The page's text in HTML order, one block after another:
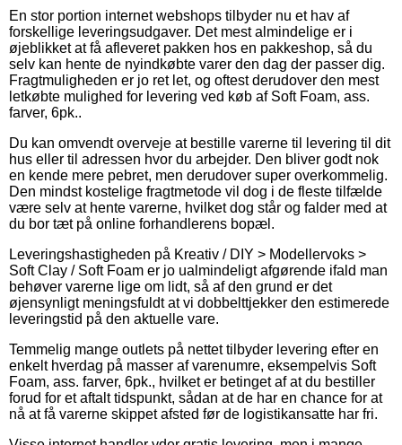
En stor portion internet webshops tilbyder nu et hav af
forskellige leveringsudgaver. Det mest almindelige er i
øjeblikket at få afleveret pakken hos en pakkeshop, så du
selv kan hente de nyindkøbte varer den dag der passer dig.
Fragtmuligheden er jo ret let, og oftest derudover den mest
letkøbte mulighed for levering ved køb af Soft Foam, ass.
farver, 6pk..
Du kan omvendt overveje at bestille varerne til levering til dit
hus eller til adressen hvor du arbejder. Den bliver godt nok
en kende mere pebret, men derudover super overkommelig.
Den mindst kostelige fragtmetode vil dog i de fleste tilfælde
være selv at hente varerne, hvilket dog står og falder med at
du bor tæt på online forhandlerens bopæl.
Leveringshastigheden på Kreativ / DIY > Modellervoks >
Soft Clay / Soft Foam er jo ualmindeligt afgørende ifald man
behøver varerne lige om lidt, så af den grund er det
øjensynligt meningsfuldt at vi dobbelttjekker den estimerede
leveringstid på den aktuelle vare.
Temmelig mange outlets på nettet tilbyder levering efter en
enkelt hverdag på masser af varenumre, eksempelvis Soft
Foam, ass. farver, 6pk., hvilket er betinget af at du bestiller
forud for et aftalt tidspunkt, sådan at de har en chance for at
nå at få varerne skippet afsted før de logistikansatte har fri.